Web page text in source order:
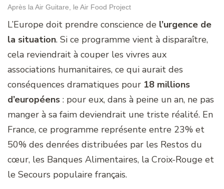
Après la Air Guitare, le Air Food Project
L’Europe doit prendre conscience de l’urgence de
la situation. Si ce programme vient à disparaître,
cela reviendrait à couper les vivres aux
associations humanitaires, ce qui aurait des
conséquences dramatiques pour 18 millions
d’européens : pour eux, dans à peine un an, ne pas
manger à sa faim deviendrait une triste réalité. En
France, ce programme représente entre 23% et
50% des denrées distribuées par les Restos du
cœur, les Banques Alimentaires, la Croix-Rouge et
le Secours populaire français.